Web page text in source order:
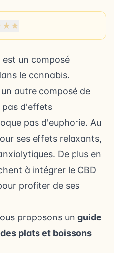
★ ★
est un composé
le cannabis.
un autre composé de
pas d'effets
pas d'euphorie. Au
ses effets relaxants,
De plus en
à intégrer le CBD
profiter de ses
proposons un guide
plats et boissons